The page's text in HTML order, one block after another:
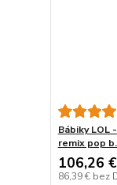
Bábiky LOL
remix pop
106,26 €
86,39 € bez